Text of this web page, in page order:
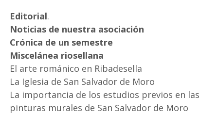
Editorial.
Noticias de nuestra asociación
Crónica de un semestre
Miscelánea riosellana
El arte románico en Ribadesella
La Iglesia de San Salvador de Moro
La importancia de los estudios previos en las
pinturas murales de San Salvador de Moro